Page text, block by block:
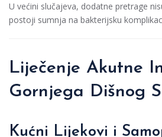
U većini slučajeva, dodatne pretrage
postoji sumnja na bakterijsku
Liječenje Akutne
Gornjega Dišnog
Kućni Lijekovi i